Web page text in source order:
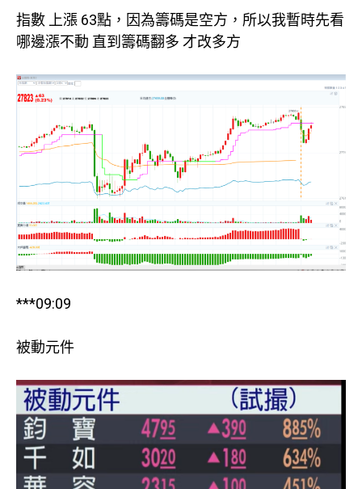
指數 上漲 63點，因為籌碼是空方，所以我暫時先看
哪邊漲不動 直到籌碼翻多 才改多方
***09:09
被動元件